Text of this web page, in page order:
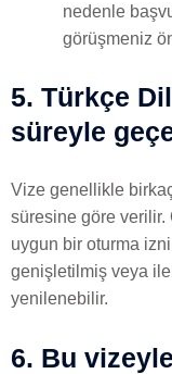
nedenle
görüşmeniz
5. Türkçe
süreyle
Vize genellikle
süresine göre verilir.
uygun bir oturma
genişletilmiş veya
yenilenebilir.
6. Bu